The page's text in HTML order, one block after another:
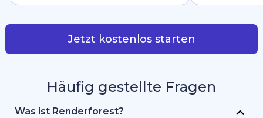
Jetzt kostenlos starten
Häufig gestellte Fragen
Was ist Renderforest?